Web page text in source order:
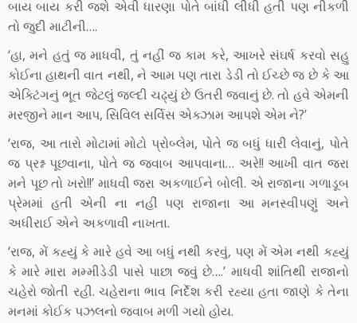
બાય બાય કરી જશે એવી ધારણા પોતે બાંધી લીધી હતી પણ નીકળી
તો જુદી માટીની….
‘હા, મને હતું જ માધવી, તું નહીં જ કામ કરે, આખરે સંઘર્ષ કરવો સહુ
કોઈના હાથની વાત નથી, ને આમ પણ તારા ડેડી તો ઈચ્છે જ છે કે આ
એક્ટિંગનું ભૂત જેટલું જલ્દી ચઢ્યું છે ઉતરી જવાનું છે. તો હવે એમની
મરજીને માન આપ, સિવિલ સર્વિસ એક્ઝામ આપશે એમ ને?’
‘રાજ, આ તારો મોટામાં મોટો પ્રોબ્લેમ, પોતે જ બધું ધારી લેવાનું, પોતે
જ પ્રશ્ન પૂછવાના, પોતે જ જવાબ આપવાના… અરે!! આખી વાત જરા
મને પૂછ તો ખરો!!’ માધવી જરા અકળાઈને બોલી. એ રાજાના ગળાડૂબ
પ્રેમમાં હતી એની ના નહીં પણ રાજાના આ મનસ્વીપણું અને
અધીરાઈ એને અકળાવી નાખતા.
‘રાજ, મેં કહ્યું કે મારે હવે આ બધું નથી કરવું, પણ મેં એમ નથી કહ્યું
કે મારે મારા મમ્મીડેડી પાસે પાછા જવું છે….’ માધવી શાંતિથી રાજાનો
ચહેરો જોતી રહી. ચહેરાના ભાવ નિર્દેશ કરી રહ્યા હતા જાણે કે તેના
મનમાં કોઈક પઝલનો જવાબ મળી ગયો હોય.